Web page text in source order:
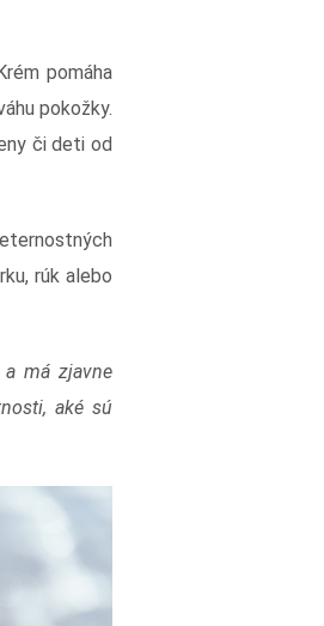
pomáha
pokožky.
či deti od
rúk alebo
a má zjavne
aké sú